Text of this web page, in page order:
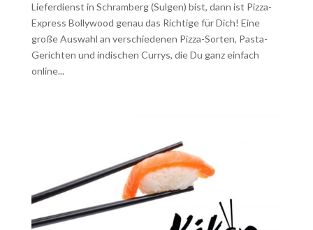
Lieferdienst in Schramberg (Sulgen) bist, dann ist Pizza-
Express Bollywood genau das Richtige für Dich! Eine
große Auswahl an verschiedenen Pizza-Sorten, Pasta-
Gerichten und indischen Currys, die Du ganz einfach
online...